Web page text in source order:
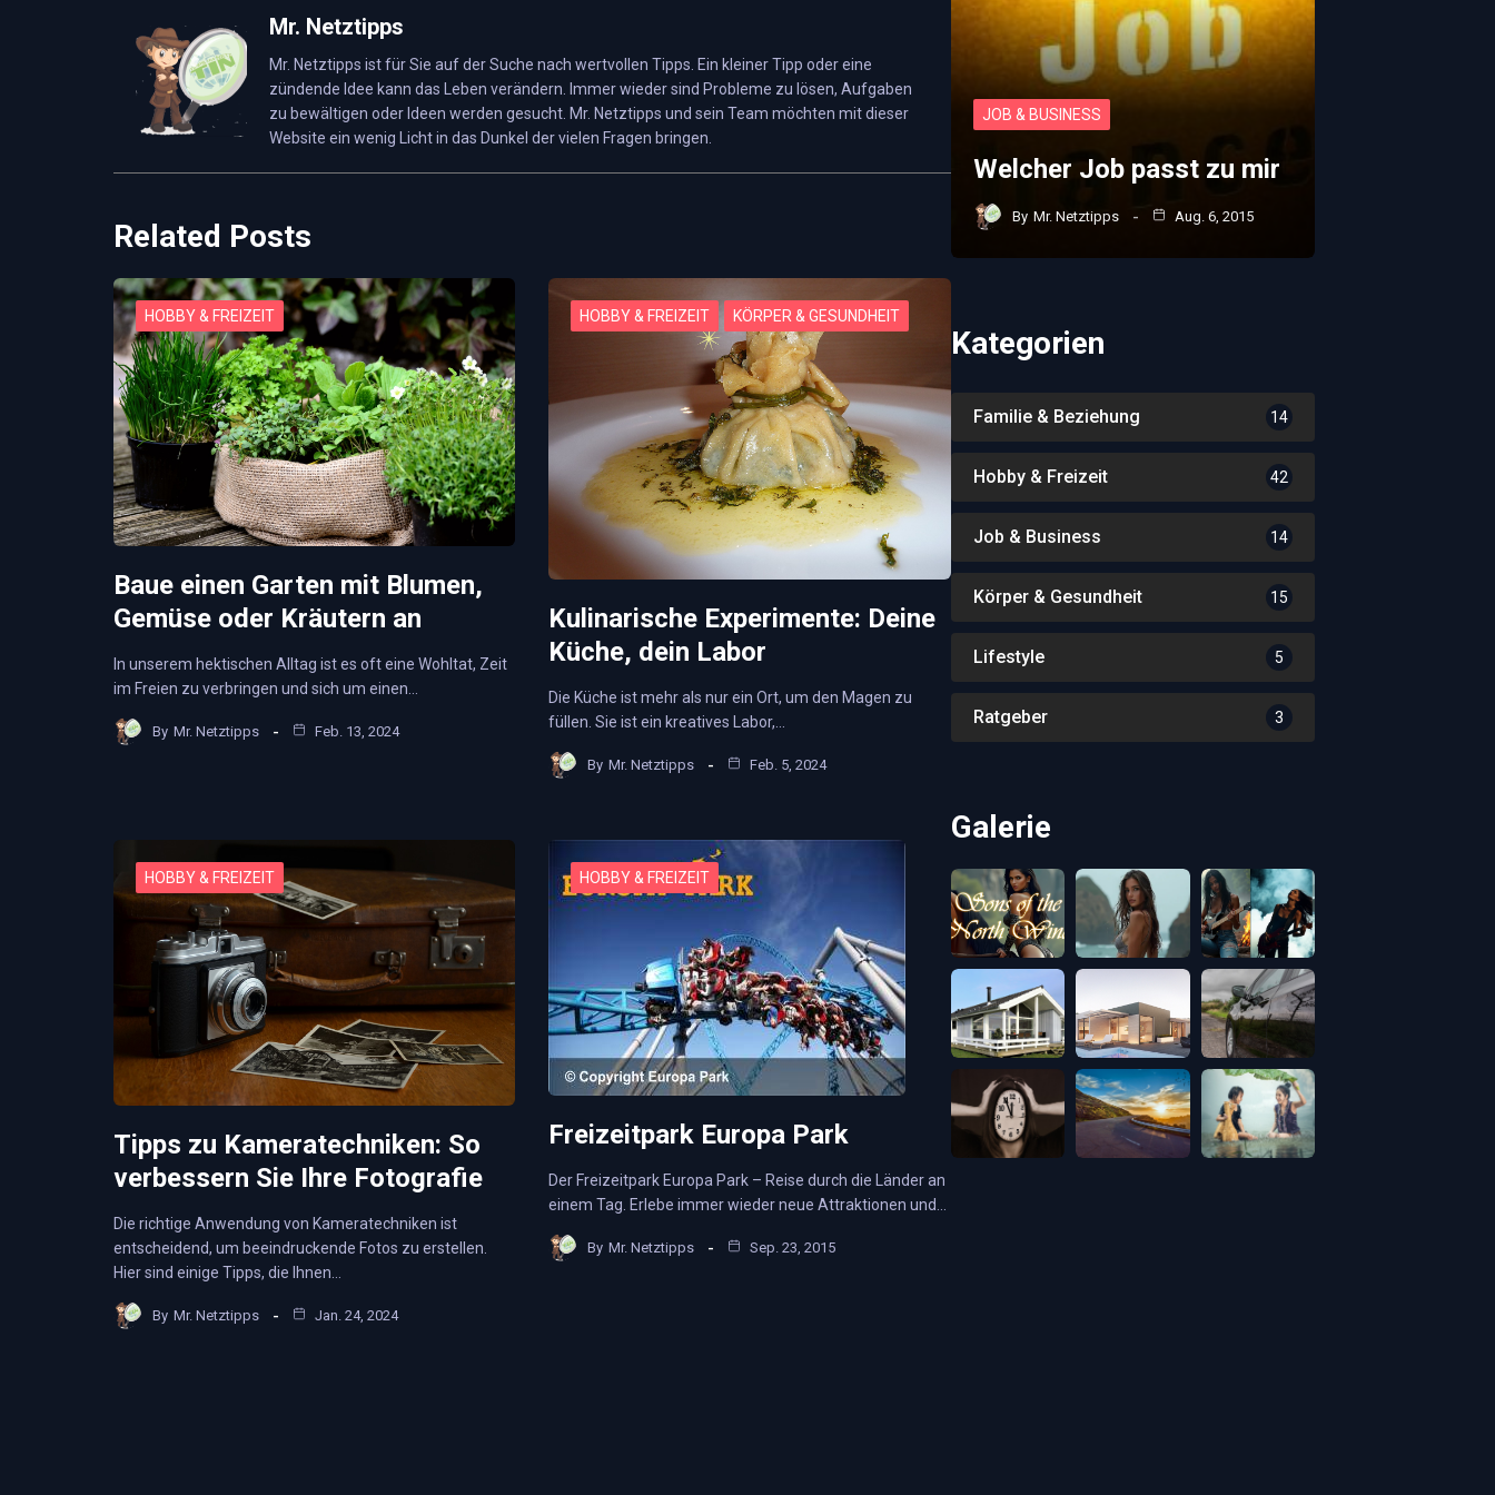
Kinder bis 3 Jahre
Telefon: 0049 (05401) 362918
Website: www.zappel-spielarena.de
Mr. Netztipps
Mr. Netztipps ist für Sie auf der Suche nach wertvollen Tipps. Ein kleiner Tipp oder eine
zündende Idee kann das Leben verändern. Immer wieder sind Probleme zu lösen, Aufgaben
zu bewältigen oder Ideen werden gesucht. Mr. Netztipps und sein Team möchten mit dieser
Website ein wenig Licht in das Dunkel der vielen Fragen bringen.
Related Posts
HOBBY & FREIZEIT
Baue einen Garten mit Blumen,
Gemüse oder Kräutern an
In unserem hektischen Alltag ist es oft eine Wohltat, Zeit
im Freien zu verbringen und sich um einen…
By Mr. Netztipps Feb. 13, 2024
HOBBY & FREIZEIT KÖRPER & GESUNDHEIT
Kulinarische Experimente: Deine
Küche, dein Labor
Die Küche ist mehr als nur ein Ort, um den Magen zu
füllen. Sie ist ein kreatives Labor,…
By Mr. Netztipps Feb. 5, 2024
HOBBY & FREIZEIT
Tipps zu Kameratechniken: So
verbessern Sie Ihre Fotografie
Die richtige Anwendung von Kameratechniken ist
entscheidend, um beeindruckende Fotos zu erstellen.
Hier sind einige Tipps, die Ihnen…
By Mr. Netztipps Jan. 24, 2024
HOBBY & FREIZEIT
Freizeitpark Europa Park
Der Freizeitpark Europa Park – Reise durch die Länder an
einem Tag. Erlebe immer wieder neue Attraktionen und…
By Mr. Netztipps Sep. 23, 2015
JOB & BUSINESS
Welcher Job passt zu mir
By Mr. Netztipps Aug. 6, 2015
Kategorien
Familie & Beziehung 14
Hobby & Freizeit 42
Job & Business 14
Körper & Gesundheit 15
Lifestyle 5
Ratgeber 3
Galerie